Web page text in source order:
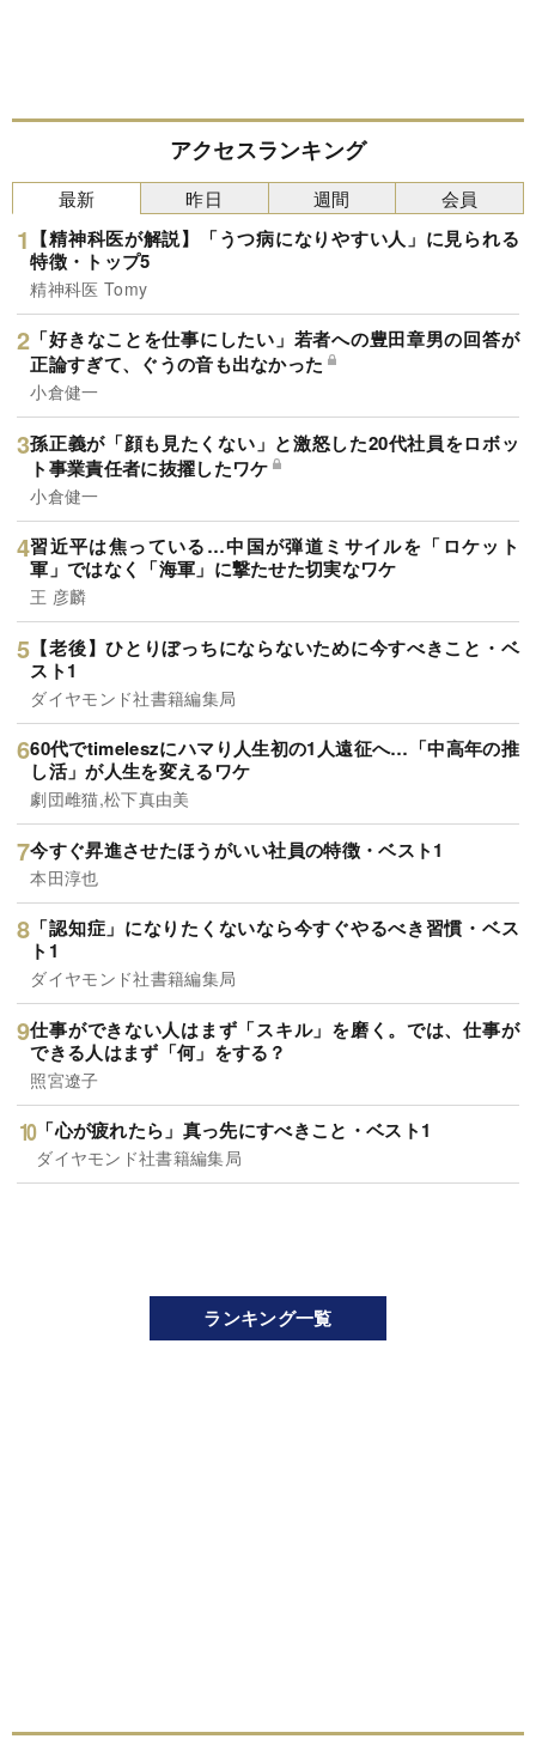
アクセスランキング
最新
【精神科医が解説】「うつ病になりやすい人」に見られる
特徴・トップ5
精神科医 Tomy
「好きなことを仕事にしたい」若者への豊田章男の回答が
正論すぎて、ぐうの音も出なかった
小倉健一
孫正義が「顔も見たくない」と激怒した20代社員をロボッ
ト事業責任者に抜擢したワケ
小倉健一
習近平は焦っている…中国が弾道ミサイルを「ロケット
軍」ではなく「海軍」に撃たせた切実なワケ
王 彦麟
【老後】ひとりぼっちにならないために今すべきこと・ベ
スト1
ダイヤモンド社書籍編集局
60代でtimeleszにハマり人生初の1人遠征へ…「中高年の推
し活」が人生を変えるワケ
劇団雌猫,松下真由美
今すぐ昇進させたほうがいい社員の特徴・ベスト1
本田淳也
「認知症」になりたくないなら今すぐやるべき習慣・ベス
ト1
ダイヤモンド社書籍編集局
仕事ができない人はまず「スキル」を磨く。では、仕事が
できる人はまず「何」をする？
照宮遼子
「心が疲れたら」真っ先にすべきこと・ベスト1
ダイヤモンド社書籍編集局
昨日 週間 会員
ランキング一覧